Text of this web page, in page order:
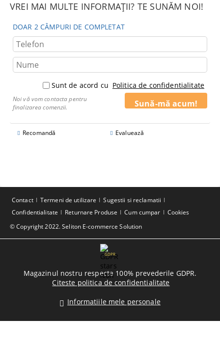
VREI MAI MULTE INFORMAȚII? TE SUNĂM NOI!
DOAR 2 CÂMPURI DE COMPLETAT
Sunt de acord cu Politica de confidentialitate
Noi vă vom contacta pentru
finalizarea comenzii.
Recomandă Evaluează
© Copyright 2022. Seliton E-commerce Solution
Contact Termeni de utilizare
Sugestii si reclamatii
Confidentialitate
Returnare Produse Cum cumpar Cookies
GDPR
Magazinul nostru respecta 100% prevederile GDPR.
Citeste politica de confidentialitate
Informatiile mele personale